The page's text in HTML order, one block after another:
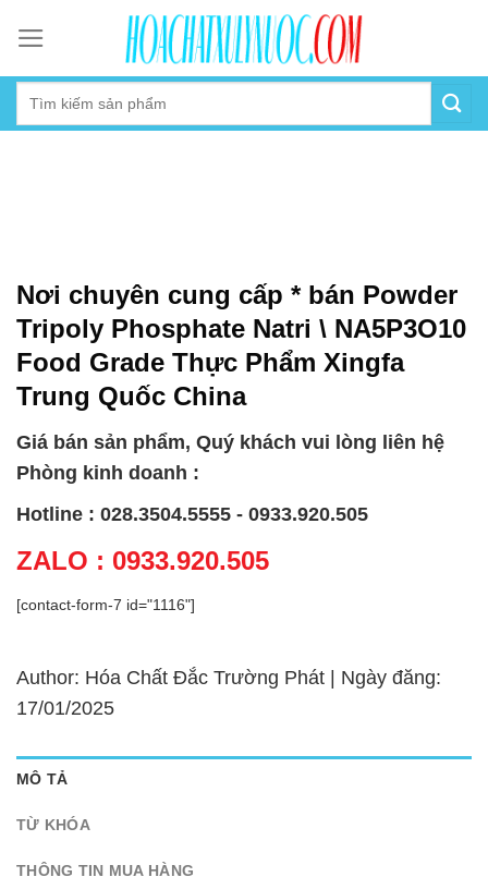
content
Nơi chuyên cung cấp * bán Powder
Tripoly Phosphate Natri \ NA5P3O10
Food Grade Thực Phẩm Xingfa
Trung Quốc China
Giá bán sản phẩm, Quý khách vui lòng liên hệ
Phòng kinh doanh :
Hotline : 028.3504.5555 - 0933.920.505
ZALO : 0933.920.505
[contact-form-7 id="1116"]
Author: Hóa Chất Đắc Trường Phát | Ngày đăng:
17/01/2025
MÔ TẢ
TỪ KHÓA
THÔNG TIN MUA HÀNG